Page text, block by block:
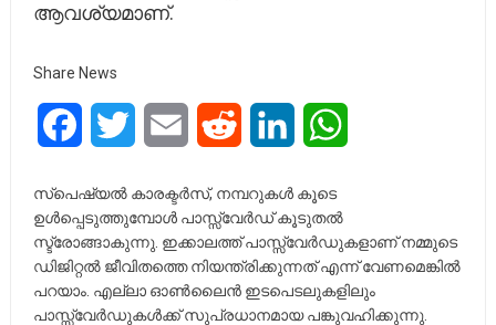
ആവശ്യമാണ്.
Share News
FacebookTwitter Email Reddit LinkedIn
സ്പെഷ്യൽ കാരക്ടർസ്, നമ്പറുകൾ കൂടെ
ഉൾപ്പെടുത്തുമ്പോൾ പാസ്സ്‌വേർഡ് കൂടുതൽ
സ്ട്രോങ്ങാകുന്നു. ഇക്കാലത്ത് പാസ്സ്‌വേർഡുകളാണ് നമ്മുടെ
ഡിജിറ്റൽ ജീവിതത്തെ നിയന്ത്രിക്കുന്നത് എന്ന് വേണമെങ്കിൽ
പറയാം. എല്ലാ ഓൺലൈൻ ഇടപെടലുകളിലും
പാസ്സ്‌വേർഡുകൾക്ക് സുപ്രധാനമായ പങ്കുവഹിക്കുന്നു.